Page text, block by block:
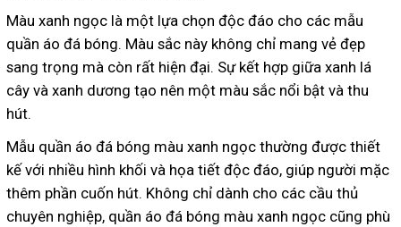
Màu xanh ngọc là một lựa chọn độc đáo cho các mẫu
quần áo đá bóng. Màu sắc này không chỉ mang vẻ đẹp
sang trọng mà còn rất hiện đại. Sự kết hợp giữa xanh lá
cây và xanh dương tạo nên một màu sắc nổi bật và thu
hút.
Mẫu quần áo đá bóng màu xanh ngọc thường được thiết
kế với nhiều hình khối và họa tiết độc đáo, giúp người mặc
thêm phần cuốn hút. Không chỉ dành cho các cầu thủ
chuyên nghiệp, quần áo đá bóng màu xanh ngọc cũng phù